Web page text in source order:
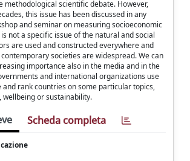
methodological scientific debate. However,
this issue has been discussed in any
and seminar on measuring socioeconomic
not a specific issue of the natural and social
are used and constructed everywhere and
societies are widespread. We can
importance also in the media and in the
and international organizations use
rank countries on some particular topics,
wellbeing or sustainability.
Scheda completa